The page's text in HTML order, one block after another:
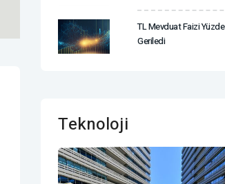
TL Mevduat Faizi
Geriledi
Teknoloji